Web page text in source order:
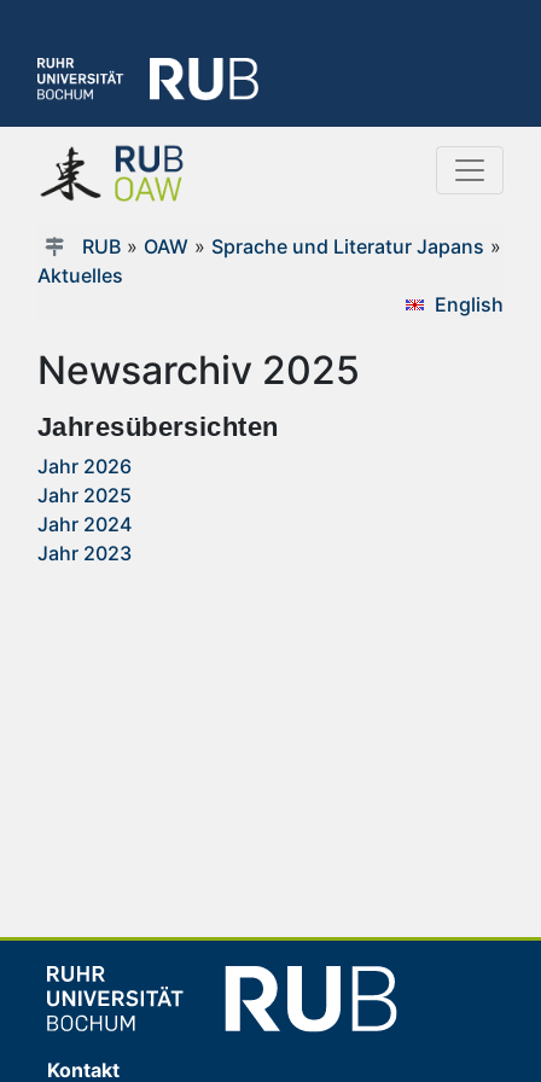
RUB» OAW» Sprache und Literatur Japans »
Aktuelles
English
Newsarchiv 2025
Jahresübersichten
Jahr 2026
Jahr 2025
Jahr 2024
Jahr 2023
Kontakt